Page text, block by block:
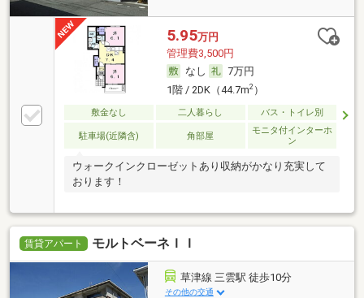
5.95万円
管理費3,500円
なし
7万円
1階 / 2DK（44.7m2）
敷金なし 二人暮らし バス・トイレ別
駐車場(近隣含) 角部屋
モニタ付インターホ
ン
ウォークインクローゼットあり収納がかなり充実して
おります！
賃貸アパート モルトベーネＩＩ
草津線 三雲駅 徒歩10分
その他の交通